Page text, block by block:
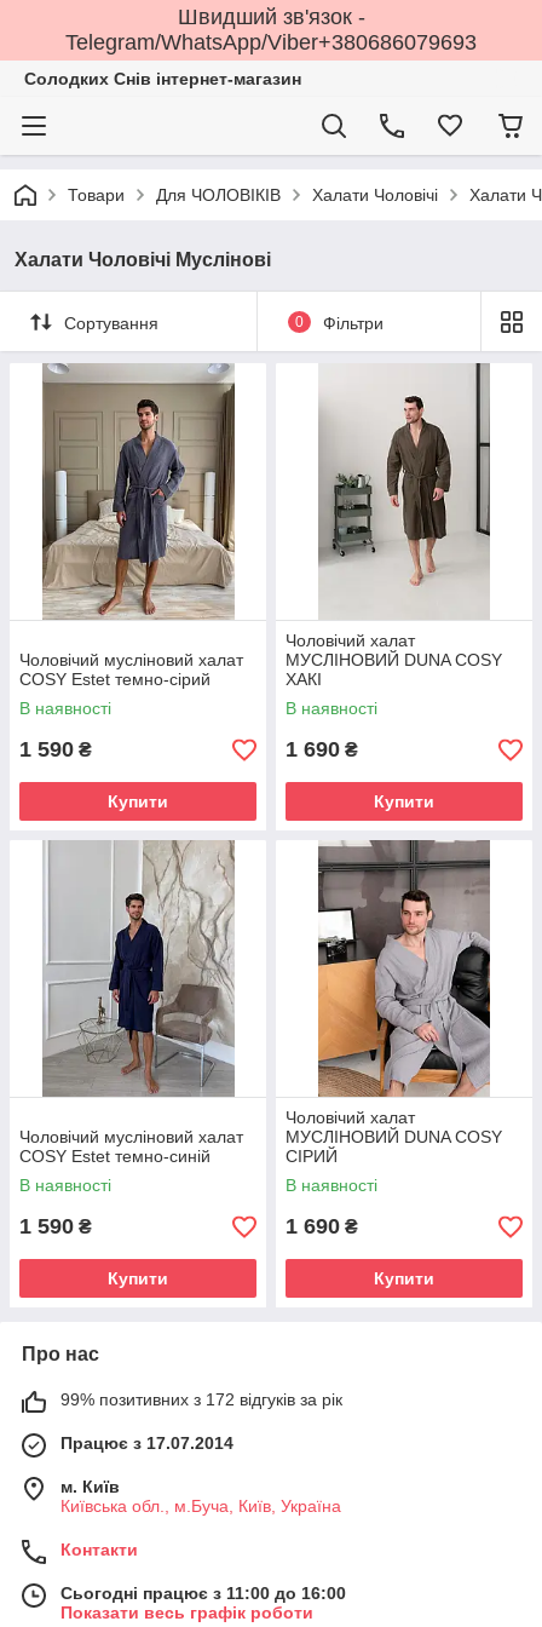
Швидший зв'язок -
Telegram/WhatsApp/Viber+380686079693
Солодких Снів інтернет-магазин
Товари Для ЧОЛОВІКІВ Халати Чоловічі Халати
Халати Чоловічі Муслінові
Сортування 0 Фільтри
Чоловічий мусліновий халат
COSY Estet темно-сірий
В наявності
1 590 ₴
Купити
Чоловічий халат
МУСЛІНОВИЙ DUNA COSY
ХАКІ
В наявності
1 690 ₴
Купити
Чоловічий мусліновий халат
COSY Estet темно-синій
В наявності
1 590 ₴
Купити
Чоловічий халат
МУСЛІНОВИЙ DUNA COSY
СІРИЙ
В наявності
1 690 ₴
Купити
Про нас
99% позитивних з 172 відгуків за рік
Працює з 17.07.2014
м. Київ
Київська обл., м.Буча, Київ, Україна
Контакти
Сьогодні працює з 11:00 до 16:00
Показати весь графік роботи